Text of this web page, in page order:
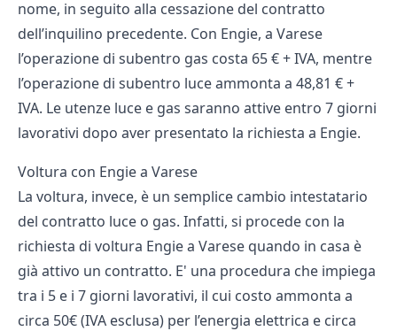
nome, in seguito alla cessazione del contratto
dell’inquilino precedente. Con Engie, a Varese
l’operazione di subentro gas costa 65 € + IVA, mentre
l’operazione di subentro luce ammonta a 48,81 € +
IVA. Le utenze luce e gas saranno attive entro 7 giorni
lavorativi dopo aver presentato la richiesta a Engie.
Voltura con Engie a Varese
La voltura, invece, è un semplice cambio intestatario
del contratto luce o gas. Infatti, si procede con la
richiesta di voltura Engie a Varese quando in casa è
già attivo un contratto. E' una procedura che impiega
tra i 5 e i 7 giorni lavorativi, il cui costo ammonta a
circa 50€ (IVA esclusa) per l’energia elettrica e circa